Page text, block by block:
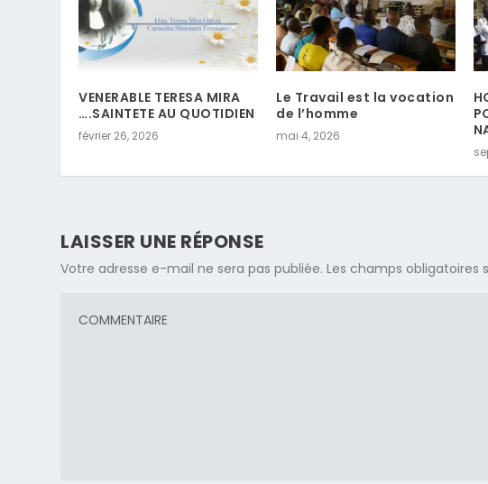
VENERABLE TERESA MIRA
….SAINTETE AU QUOTIDIEN
février 26, 2026
Le Travail est la vocation
de l’homme
mai 4, 2026
LAISSER UNE RÉPONSE
Votre adresse e-mail ne sera pas publiée. Les champs obligatoires